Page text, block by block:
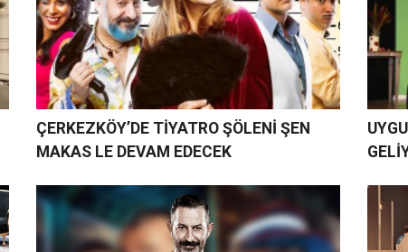
ÇERKEZKÖY’DE TİYATRO ŞÖLENİ ŞEN
MAKAS LE DEVAM EDECEK